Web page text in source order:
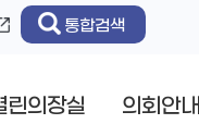
통합검색
린의장실 의회안내